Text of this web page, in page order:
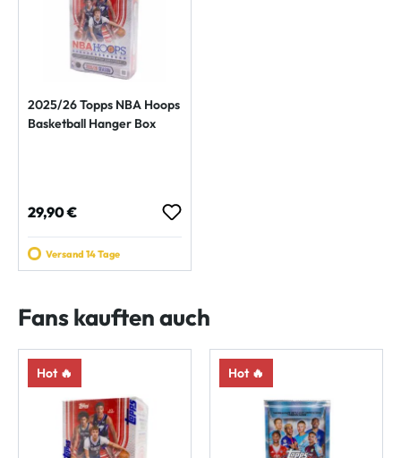
2025/26 Topps NBA Hoops
Basketball Hanger Box
Regulärer Preis:
29,90 €
Versand 14 Tage
Fans kauften auch
Hot 🔥 Hot 🔥